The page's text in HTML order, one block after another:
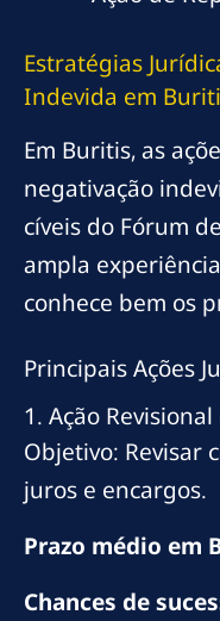
Estratégias
Indevida em
Em Buritis, as
negativação
cíveis do Fórum
ampla
conhece bem os
Principais Ações
1. Ação
Objetivo: Revisar
juros e encargos.
Prazo médio em
Chances de